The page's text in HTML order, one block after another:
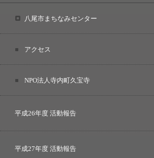
八尾市まちなみセンター
アクセス
NPO法人寺内町久宝寺
平成26年度 活動報告
平成27年度 活動報告